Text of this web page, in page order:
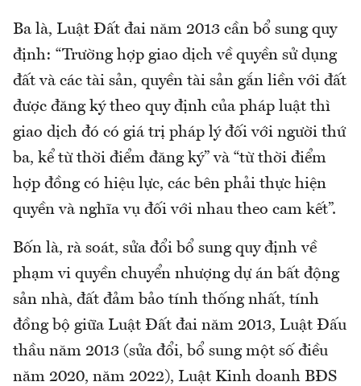
Ba là, Luật Đất đai năm 2013 cần bổ sung quy
định: “Trường hợp giao dịch về quyền sử dụng
đất và các tài sản, quyền tài sản gắn liền với đất
được đăng ký theo quy định của pháp luật thì
giao dịch đó có giá trị pháp lý đối với người thứ
ba, kể từ thời điểm đăng ký” và “từ thời điểm
hợp đồng có hiệu lực, các bên phải thực hiện
quyền và nghĩa vụ đối với nhau theo cam kết”.
Bốn là, rà soát, sửa đổi bổ sung quy định về
phạm vi quyền chuyển nhượng dự án bất động
sản nhà, đất đảm bảo tính thống nhất, tính
đồng bộ giữa Luật Đất đai năm 2013, Luật Đấu
thầu năm 2013 (sửa đổi, bổ sung một số điều
năm 2020, năm 2022), Luật Kinh doanh BĐS